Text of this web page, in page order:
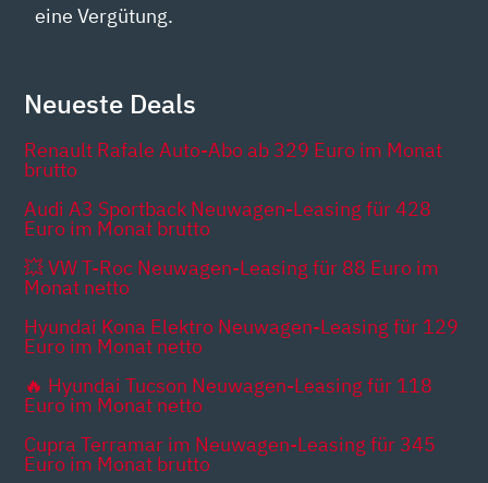
eine Vergütung.
Neueste Deals
Renault Rafale Auto-Abo ab 329 Euro im Monat
brutto
Audi A3 Sportback Neuwagen-Leasing für 428
Euro im Monat brutto
💥 VW T-Roc Neuwagen-Leasing für 88 Euro im
Monat netto
Hyundai Kona Elektro Neuwagen-Leasing für 129
Euro im Monat netto
🔥 Hyundai Tucson Neuwagen-Leasing für 118
Euro im Monat netto
Cupra Terramar im Neuwagen-Leasing für 345
Euro im Monat brutto